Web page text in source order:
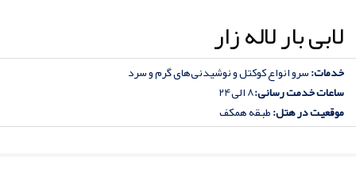
لابی بار لاله زار
خدمات:سرو انواع کوکتل و نوشیدنی‌های گرم و سرد
ساعات خدمت رسانی:8 الی24
موقعیت در هتل:طبقه همکف